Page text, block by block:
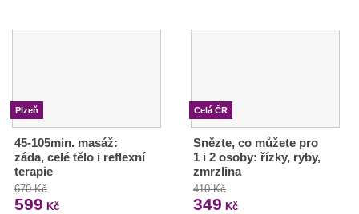
Plzeň
45-105min. masáž:
záda, celé tělo i reflexní
terapie
670 Kč
599 Kč
Celá ČR
Snězte, co můžete pro
1 i 2 osoby: řízky, ryby,
zmrzlina
410 Kč
349 Kč